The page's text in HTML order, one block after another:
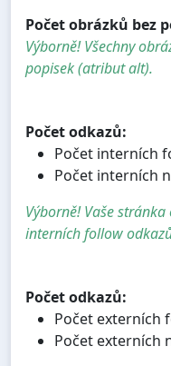
Počet obrázků bez
Výborně! Všechny
popisek (atribut alt).
Počet odkazů:
Počet interních
Počet interních
Výborně! Vaše
interních follow
Počet odkazů:
Počet externích
Počet externích